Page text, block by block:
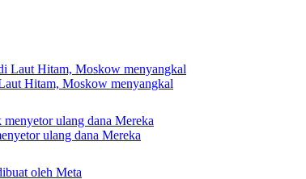
Hitam, Moskow menyangkal
ulang dana Mereka